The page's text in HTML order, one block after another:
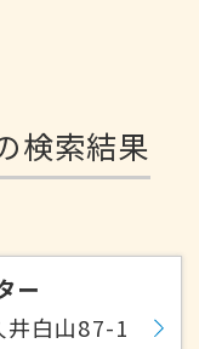
検索結果
ー
井白山87-1